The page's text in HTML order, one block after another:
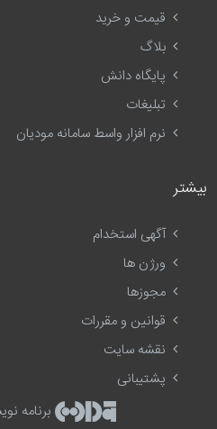
قیمت و خرید
بلاگ
پایگاه دانش
تبلیغات
نرم افزار واسط سامانه مودیان
بیشتر
آگهی استخدام
ورژن ها
مجوزها
قوانین و مقررات
نقشه سایت
پشتیبانی
برنامه